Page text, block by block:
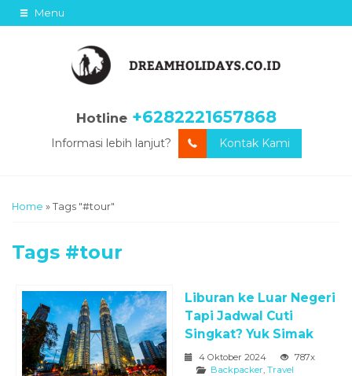
Menu
Hotline +6282221657868
Informasi lebih lanjut? Kontak Kami
Home » Tags "#tour"
Tags #tour
Liburan ke Luar Negeri
Tapi Jadwal Cuti
Singkat? Yuk Simak
4 Oktober 2024
787x
Backpacker, Travel